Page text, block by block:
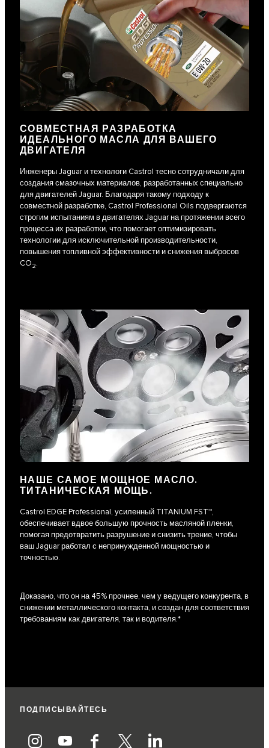
СОВМЕСТНАЯ РАЗРАБОТКА
ИДЕАЛЬНОГО МАСЛА ДЛЯ ВАШЕГО
ДВИГАТЕЛЯ
Инженеры Jaguar и технологи Castrol тесно сотрудничали для
создания смазочных материалов, разработанных специально
для двигателей Jaguar. Благодаря такому подходу к
совместной разработке, Castrol Professional Oils подвергаются
строгим испытаниям в двигателях Jaguar на протяжении всего
процесса их разработки, что помогает оптимизировать
технологии для исключительной производительности,
повышения топливной эффективности и снижения выбросов
CO2.
НАШЕ САМОЕ МОЩНОЕ МАСЛО.
ТИТАНИЧЕСКАЯ МОЩЬ.
Castrol EDGE Professional, усиленный TITANIUM FST™,
обеспечивает вдвое большую прочность масляной пленки,
помогая предотвратить разрушение и снизить трение, чтобы
ваш Jaguar работал с непринужденной мощностью и
точностью.
Доказано, что он на 45% прочнее, чем у ведущего конкурента, в
снижении металлического контакта, и создан для соответствия
требованиям как двигателя, так и водителя.*
ПОДПИСЫВАЙТЕСЬ